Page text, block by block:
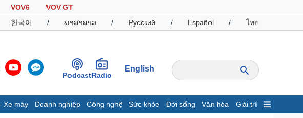
VOV6
VOV GT
한국어 / ພາສາລາວ / Русский / Español / ไทย
PodcastRadio
English
Xe máy Doanh nghiệp Công nghệ Sức khỏe Đời sống Văn hóa Giải trí